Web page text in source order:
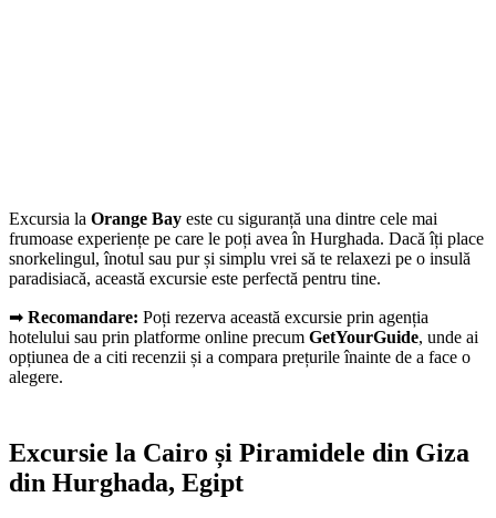
Excursia la Orange Bay este cu siguranță una dintre cele mai
frumoase experiențe pe care le poți avea în Hurghada. Dacă îți place
snorkelingul, înotul sau pur și simplu vrei să te relaxezi pe o insulă
paradisiacă, această excursie este perfectă pentru tine.
➡ Recomandare: Poți rezerva această excursie prin agenția
hotelului sau prin platforme online precum GetYourGuide, unde ai
opțiunea de a citi recenzii și a compara prețurile înainte de a face o
alegere.
Excursie la Cairo și Piramidele din Giza
din Hurghada, Egipt